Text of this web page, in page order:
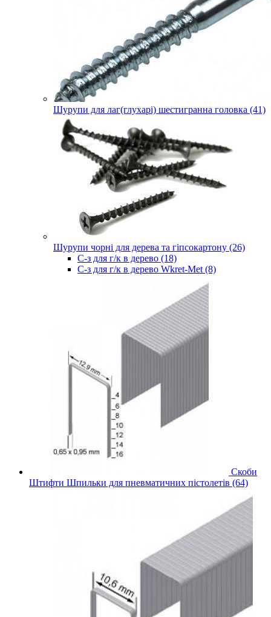
Шурупи для лаг(глухарі) шестигранна головка (41)
Шурупи чорні для дерева та гіпсокартону (26)
С-з для г/к в дерево (18)
С-з для г/к в дерево Wkret-Met (8)
Скоби
Штифти Шпильки для пневматичних пістолетів (64)